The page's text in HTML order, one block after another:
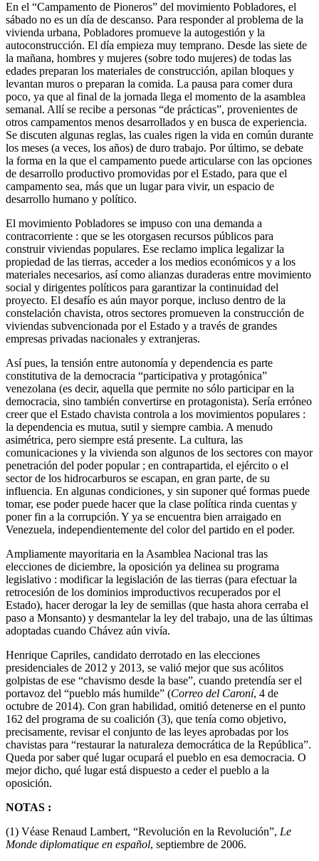
En el “Campamento de Pioneros” del movimiento Pobladores, el
sábado no es un día de descanso. Para responder al problema de la
vivienda urbana, Pobladores promueve la autogestión y la
autoconstrucción. El día empieza muy temprano. Desde las siete de
la mañana, hombres y mujeres (sobre todo mujeres) de todas las
edades preparan los materiales de construcción, apilan bloques y
levantan muros o preparan la comida. La pausa para comer dura
poco, ya que al final de la jornada llega el momento de la asamblea
semanal. Allí se recibe a personas “de prácticas”, provenientes de
otros campamentos menos desarrollados y en busca de experiencia.
Se discuten algunas reglas, las cuales rigen la vida en común durante
los meses (a veces, los años) de duro trabajo. Por último, se debate
la forma en la que el campamento puede articularse con las opciones
de desarrollo productivo promovidas por el Estado, para que el
campamento sea, más que un lugar para vivir, un espacio de
desarrollo humano y político.
El movimiento Pobladores se impuso con una demanda a
contracorriente : que se les otorgasen recursos públicos para
construir viviendas populares. Ese reclamo implica legalizar la
propiedad de las tierras, acceder a los medios económicos y a los
materiales necesarios, así como alianzas duraderas entre movimiento
social y dirigentes políticos para garantizar la continuidad del
proyecto. El desafío es aún mayor porque, incluso dentro de la
constelación chavista, otros sectores promueven la construcción de
viviendas subvencionada por el Estado y a través de grandes
empresas privadas nacionales y extranjeras.
Así pues, la tensión entre autonomía y dependencia es parte
constitutiva de la democracia “participativa y protagónica”
venezolana (es decir, aquella que permite no sólo participar en la
democracia, sino también convertirse en protagonista). Sería erróneo
creer que el Estado chavista controla a los movimientos populares :
la dependencia es mutua, sutil y siempre cambia. A menudo
asimétrica, pero siempre está presente. La cultura, las
comunicaciones y la vivienda son algunos de los sectores con mayor
penetración del poder popular ; en contrapartida, el ejército o el
sector de los hidrocarburos se escapan, en gran parte, de su
influencia. En algunas condiciones, y sin suponer qué formas puede
tomar, ese poder puede hacer que la clase política rinda cuentas y
poner fin a la corrupción. Y ya se encuentra bien arraigado en
Venezuela, independientemente del color del partido en el poder.
Ampliamente mayoritaria en la Asamblea Nacional tras las
elecciones de diciembre, la oposición ya delinea su programa
legislativo : modificar la legislación de las tierras (para efectuar la
retrocesión de los dominios improductivos recuperados por el
Estado), hacer derogar la ley de semillas (que hasta ahora cerraba el
paso a Monsanto) y desmantelar la ley del trabajo, una de las últimas
adoptadas cuando Chávez aún vivía.
Henrique Capriles, candidato derrotado en las elecciones
presidenciales de 2012 y 2013, se valió mejor que sus acólitos
golpistas de ese “chavismo desde la base”, cuando pretendía ser el
portavoz del “pueblo más humilde” (Correo del Caroní, 4 de
octubre de 2014). Con gran habilidad, omitió detenerse en el punto
162 del programa de su coalición (3), que tenía como objetivo,
precisamente, revisar el conjunto de las leyes aprobadas por los
chavistas para “restaurar la naturaleza democrática de la República”.
Queda por saber qué lugar ocupará el pueblo en esa democracia. O
mejor dicho, qué lugar está dispuesto a ceder el pueblo a la
oposición.
NOTAS :
(1) Véase Renaud Lambert, “Revolución en la Revolución”, Le
Monde diplomatique en español, septiembre de 2006.